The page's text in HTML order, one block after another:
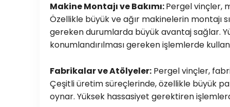
Makine Montajı ve Bakımı:Pergel vinçler,
Özellikle büyük ve ağır makinelerin montajı
gereken durumlarda büyük avantaj sağlar.
konumlandırılması gereken işlemlerde
Fabrikalar ve Atölyeler: Pergel vinçler,
Çeşitli üretim süreçlerinde, özellikle büyük
oynar. Yüksek hassasiyet gerektiren